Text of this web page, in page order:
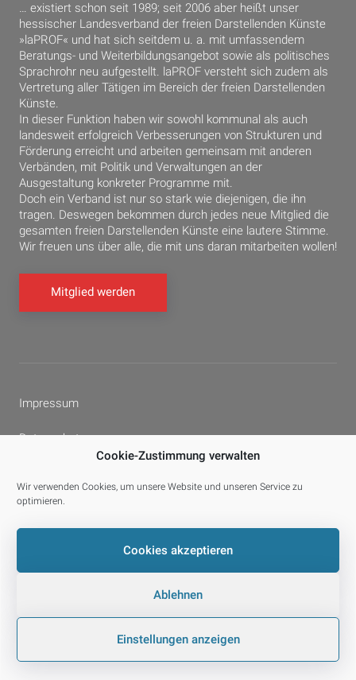
Cookie-Zustimmung verwalten
Wir verwenden Cookies, um unsere Website und unseren Service zu
optimieren.
Cookies akzeptieren
Ablehnen
Einstellungen anzeigen
… existiert schon seit 1989; seit 2006 aber heißt unser
hessischer Landesverband der freien Darstellenden Künste
»laPROF« und hat sich seitdem u. a. mit umfassendem
Beratungs- und Weiterbildungsangebot sowie als politisches
Sprachrohr neu aufgestellt. laPROF versteht sich zudem als
Vertretung aller Tätigen im Bereich der freien Darstellenden
Künste.
In dieser Funktion haben wir sowohl kommunal als auch
landesweit erfolgreich Verbesserungen von Strukturen und
Förderung erreicht und arbeiten gemeinsam mit anderen
Verbänden, mit Politik und Verwaltungen an der
Ausgestaltung konkreter Programme mit.
Doch ein Verband ist nur so stark wie diejenigen, die ihn
tragen. Deswegen bekommen durch jedes neue Mitglied die
gesamten freien Darstellenden Künste eine lautere Stimme.
Wir freuen uns über alle, die mit uns daran mitarbeiten wollen!
Mitglied werden
Impressum
Datenschutz
Datenschutz